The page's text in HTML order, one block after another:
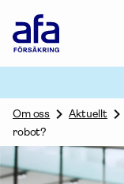
Försäkring
Om oss Aktuellt
robot?